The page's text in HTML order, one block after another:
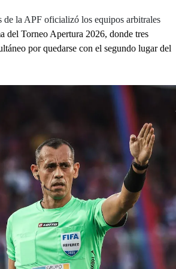
la APF oficializó los equipos arbitrales
del Torneo Apertura 2026, donde tres
por quedarse con el segundo lugar del